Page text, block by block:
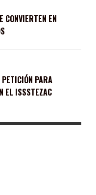
CONVIERTEN EN
PARA
EL ISSSTEZAC